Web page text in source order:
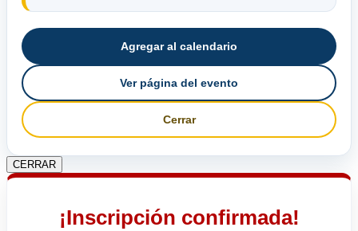
Agregar al calendario
Ver página del evento
Cerrar
CERRAR
¡Inscripción confirmada!